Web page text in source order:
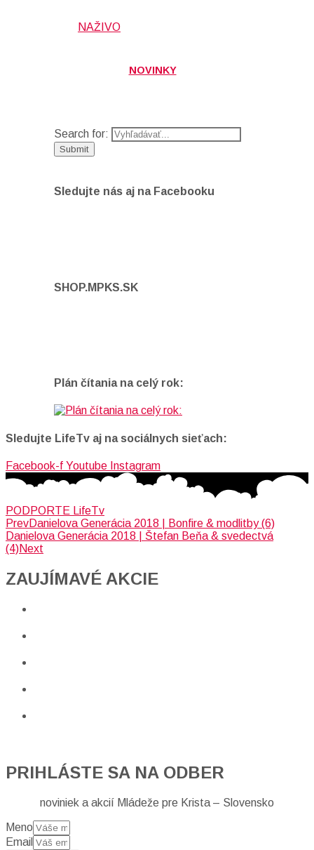
NAŽIVO
NOVINKY
Search for:
Sledujte nás aj na Facebooku
SHOP.MPKS.SK
Plán čítania na celý rok:
Sledujte LifeTv aj na sociálnych sieťach:
Facebook-f Youtube Instagram
PODPORTE LifeTv
PrevDanielova Generácia 2018 | Bonfire & modlitby (6)
Danielova Generácia 2018 | Štefan Beňa & svedectvá
(4)Next
ZAUJÍMAVÉ AKCIE​
PRIHLÁSTE SA NA ODBER
noviniek a akcií Mládeže pre Krista – Slovensko
Meno
Email